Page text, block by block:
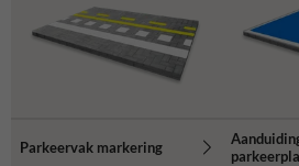
Parkeervak markering